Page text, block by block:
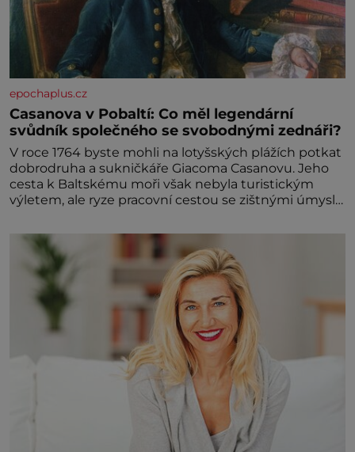
epochaplus.cz
Casanova v Pobaltí: Co měl legendární
svůdník společného se svobodnými zednáři?
V roce 1764 byste mohli na lotyšských plážích potkat
dobrodruha a sukničkáře Giacoma Casanovu. Jeho
cesta k Baltskému moři však nebyla turistickým
výletem, ale ryze pracovní cestou se zištnými úmysly.
procházel uličkami lotyšské Rigy? Casanova v Pobaltí
kontaktoval tamní zednářské lóže. Nebyl v této
oblasti žádným nováčkem, protože do zednářské